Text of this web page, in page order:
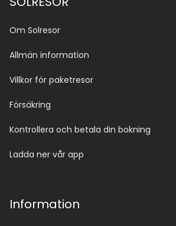
Om Solresor
Allmän information
Villkor för paketresor
Försäkring
Kontrollera och betala din bokning
Ladda ner vår app
Information